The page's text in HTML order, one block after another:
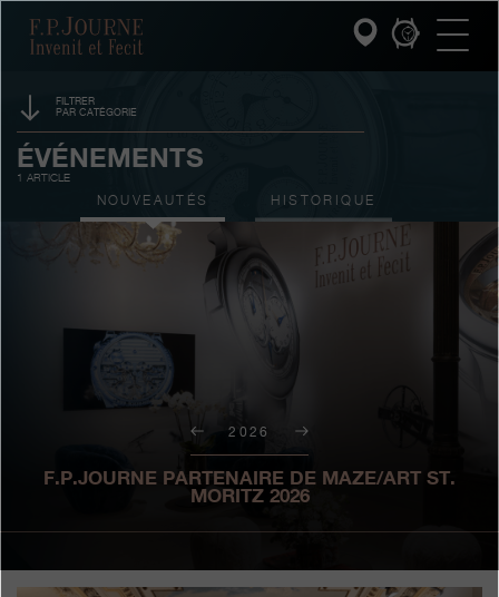
contenu
F.P.Journe
INVENIT ET FECIT
COLLECTIONS
L'UNIVERS F.P.JOURNE
SERVICE PATRIMOINE
SERVICE CLIENT
LE RESTAURANT
Boutiques
Catalogue
FILTRER
PAR CATÉGORIE
PARRAINAGE
CONCOURS
ÉVÉNEMENTS
1 ARTICLE
NOUVEAUTÉS HISTORIQUE
2026
F.P.JOURNE PARTENAIRE DE MAZE/ART ST.
MORITZ 2026